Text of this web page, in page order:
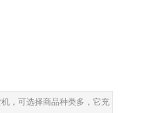
，可选择商品种类多，它充